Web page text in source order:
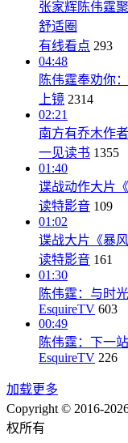
张家辉陈伟霆
舒适圈
有线看点 293
04:48
陈伟霆奉劝你
上镜 2314
02:21
南方有乔木作
一见读书 1355
01:40
谍战动作大片
读特影音 109
01:02
谍​战大片《暴
读特影音 161
01:30
陈伟霆：与时
EsquireTV 603
00:49
陈伟霆：下一
EsquireTV 226
加载更多
Copyright © 2016-
权所有